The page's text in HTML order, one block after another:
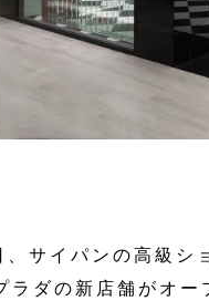
サイパンの高級シ
ラダの新店舗がオー